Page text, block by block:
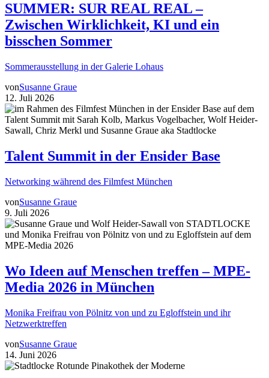
SUMMER: SUR REAL REAL –
Zwischen Wirklichkeit, KI und ein
bisschen Sommer
Sommerausstellung in der Galerie Lohaus
vonSusanne Graue
12. Juli 2026
Talent Summit in der Ensider Base
Networking während des Filmfest München
vonSusanne Graue
9. Juli 2026
Wo Ideen auf Menschen treffen – MPE-
Media 2026 in München
Monika Freifrau von Pölnitz von und zu Egloffstein und ihr
Netzwerktreffen
vonSusanne Graue
14. Juni 2026